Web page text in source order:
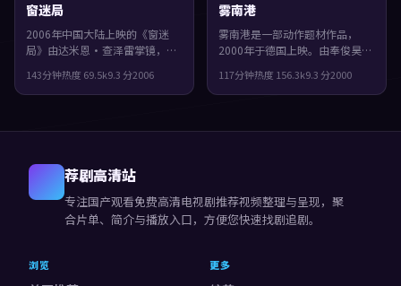
窗迷局
2006年中国大陆上映的《窗迷
局》由达米恩·查泽雷掌镜，孙
绎。类型上偏悬疑，一场意外把
原本平行的人生拧在一起，整体
与人物刻画的观众。
143分钟热度 69.5k9.3 分2006
雾南港
雾南港是一部动作题材作品，
2000年于德国上映。由奉俊昊执
主演。群像戏份饱满，配角也有
完整弧光，片尾余味很足。
117分钟热度 156.3k9.3 分2000
荐剧高清站
专注国产观看免费高清电视剧推荐视频整理与呈现，聚
合片单、简介与播放入口，方便您快速找剧追剧。
浏览 更多